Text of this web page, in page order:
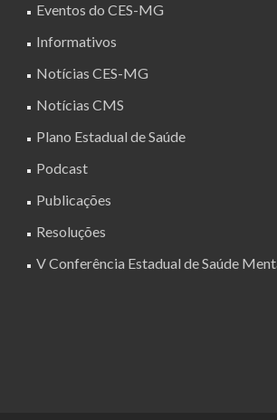
Eventos do CES-MG
Informativos
Notícias CES-MG
Notícias CMS
Plano Estadual de Saúde
Podcast
Publicações
Resoluções
V Conferência Estadual de Saúde